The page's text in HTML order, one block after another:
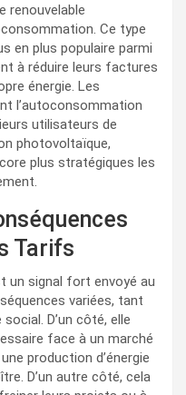
renouvelable
Ce type
en plus populaire parmi
à réduire leurs factures
énergie. Les
l’autoconsommation
utilisateurs de
photovoltaïque,
plus stratégiques les
Tarifs
un signal fort envoyé au
variées, tant
D’un côté, elle
face à un marché
production d’énergie
D’un autre côté, cela